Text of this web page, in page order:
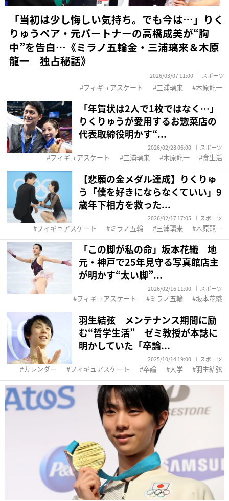
「当初は少し悔しい気持ち。でも今は…」りく
りゅうペア・元パートナーの高橋成美が“胸
中”を告白…《ミラノ五輪金・三浦璃来＆木原
龍一 独占秘話》
2026/03/07 11:00 スポーツ
フィギュアスケート 三浦璃来 木原龍一
「年賀状は2人で1枚ではなく…」
りくりゅうが愛用するお惣菜店の
代表取締役明かす“...
2026/02/28 06:00 スポーツ
フィギュアスケート 三浦璃来 木原龍一 食生活
【悲願の金メダル達成】りくりゅ
う「僕を好きにならなくていい」9
歳年下相方を救った...
2026/02/17 17:05 スポーツ
フィギュアスケート ミラノ五輪 三浦璃来 木原龍一
「この脚が私の命」坂本花織 地
元・神戸で25年見守る写真館店主
が明かす“太い脚”...
2026/02/16 11:00 スポーツ
フィギュアスケート ミラノ五輪 坂本花織
羽生結弦 メンテナンス期間に励
む“哲学生活” ゼミ教授が本誌に
明かしていた「卒論...
2025/10/14 19:00 スポーツ
カレンダー フィギュアスケート 卒論 大学 羽生結弦